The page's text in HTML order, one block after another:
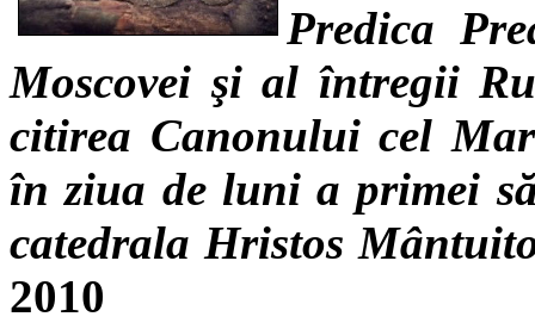
Predica
Moscovei şi al întregii
citirea Canonului cel
în ziua de luni a primei
catedrala Hristos
2010